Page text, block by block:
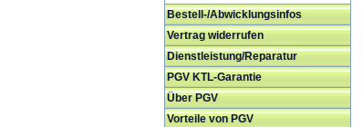
Bestell-/Abwicklungsinfos
Vertrag widerrufen
Dienstleistung/Reparatur
PGV KTL-Garantie
Über PGV
Vorteile von PGV